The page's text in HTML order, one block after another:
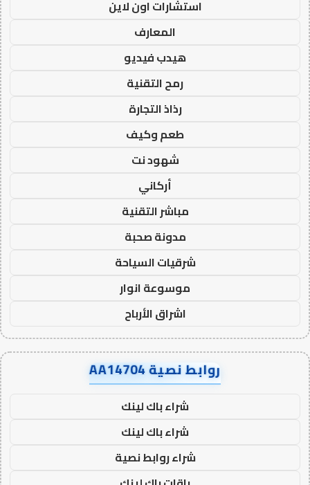
استشارات اون لاين
المعارف
هيدب فيديو
رمح التقنية
رذاذ التجارة
طعم وكيف
شهود نت
أركاني
مباشر التقنية
مدونة صحبة
شرقيات السياحة
موسوعة انوار
اشراق الأرباح
روابط نصية AA14704
شراء باك لينك
شراء باك لينك
شراء روابط نصية